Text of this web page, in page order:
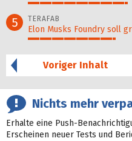
5 TERAFAB
Elon Musks Foundry soll
Voriger Inhalt
Nichts mehr
Erhalte eine Push-
Erscheinen neuer Tests und